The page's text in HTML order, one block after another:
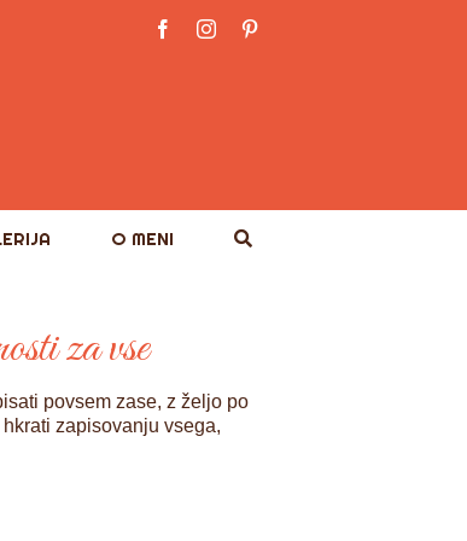
FacebookInstagram
O MENI
za vse
povsem zase, z željo po
zapisovanju vsega,